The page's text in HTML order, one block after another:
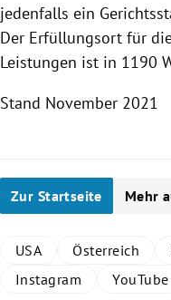
jedenfalls ein
Der Erfüllungsort für
Leistungen ist in 1190
Stand November 2021
Zur Startseite Mehr
USA Österreich
Instagram
YouTube